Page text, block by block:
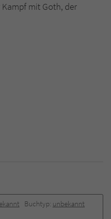
mit Goth, der
Buchtyp: unbekannt
Benutzer. Es wird benötigt um z. B.
des Kontaktformulars zu